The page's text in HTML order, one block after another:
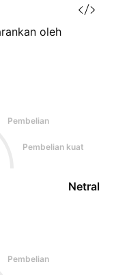
oleh
Pembelian
Pembelian
Pembelian kuat
Netral